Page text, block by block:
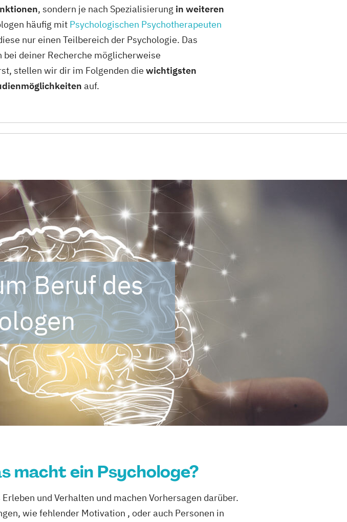
, sondern je nach Spezialisierung in weiteren
häufig mit Psychologischen Psychotherapeuten
nur einen Teilbereich der Psychologie. Das
deiner Recherche möglicherweise
stellen wir dir im Folgenden die wichtigsten
n auf.
Beruf des
macht ein Psychologe?
und Verhalten und machen Vorhersagen darüber.
wie fehlender Motivation , oder auch Personen in